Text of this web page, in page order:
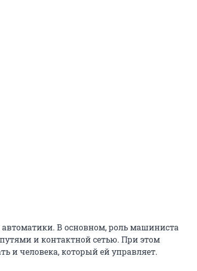
В основном, роль машиниста
и контактной сетью. При этом
и человека, который ей управляет.